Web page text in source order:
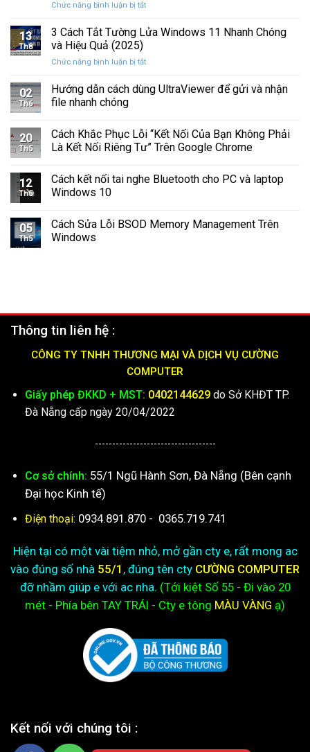
Cứng
Hỏng
Hình
Giác
Trên
C
Chức năng bình luận bị tắtở
Sửa
Âm
Khi
11
13
Th8
3 Cách Tắt Tường Lửa Windows 11 Nhanh Chóng
và Hiệu Quả (2025)
Chức năng bình luận bị tắtở
Cách
Tắt
Windows
11
và
02
Th6
Hướng dẫn cách dùng UltraViewer để gửi và nhận
file nhanh chóng
20
Th5
Cách Khắc Phục Lỗi “Kết Nối Của Bạn Không Phải
Là Kết Nối Riêng Tư” Trên Google Chrome
12
Th5
Cách kết nối tai nghe Bluetooth cho PC và laptop
Windows 10
05
Th5
Cách Sửa Lỗi BSOD Memory Management Trên
Windows
Thông tin liên hệ :
CÔNG TY TNHH THƯƠNG MẠI VÀ DỊCH VỤ CƯỜNG
COMPUTER
Giấy phép ĐKKD + MST: 0402144629do Sở KHĐT TP.
Đà Nẵng cấp ngày 20/04/2022
-----------------------------------
Cơ sở chính: 55/1 Ngũ Hành Sơn, Đà Nẵng (Bên cạnh
Đại học Kinh tế)
Điện thoại: 0934.891.870 - 0365.719.741
Hiện tại có một vài tiệm nhỏ, mở gần cty e, rất mong ac
vào đúng số nhà 55/1 , đúng tên cty CƯỜNG COMPUTER
đỡ nhầm giúp e với ac nha. (Tới kiệtSố 55 - Đi vào 20
mét - Phía bên TAY TRÁI - Cty e tông MÀU VÀNG ạ)
Kết nối với chúng tôi :